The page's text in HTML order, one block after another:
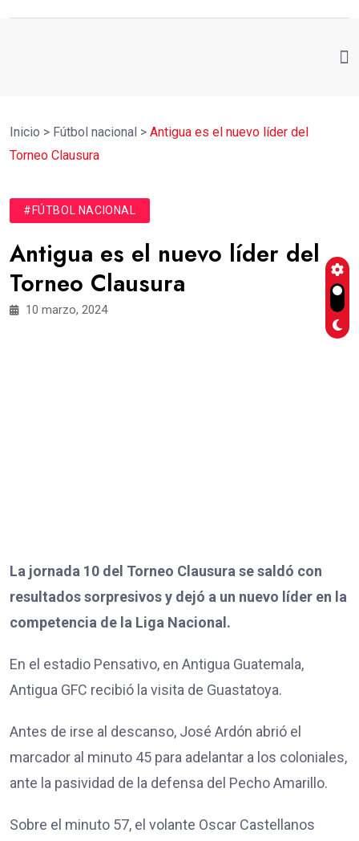
Inicio > Fútbol nacional > Antigua es el nuevo líder del
Torneo Clausura
#FÚTBOL NACIONAL
Antigua es el nuevo líder del
Torneo Clausura
10 marzo, 2024
La jornada 10 del Torneo Clausura se saldó con
resultados sorpresivos y dejó a un nuevo líder en la
competencia de la Liga Nacional.
En el estadio Pensativo, en Antigua Guatemala,
Antigua GFC recibió la visita de Guastatoya.
Antes de irse al descanso, José Ardón abrió el
marcador al minuto 45 para adelantar a los coloniales,
ante la pasividad de la defensa del Pecho Amarillo.
Sobre el minuto 57, el volante Oscar Castellanos